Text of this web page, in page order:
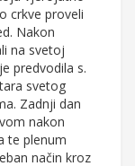
crkve proveli
Nakon
na svetoj
predvodila s.
svetog
Zadnji dan
nakon
te plenum
način kroz